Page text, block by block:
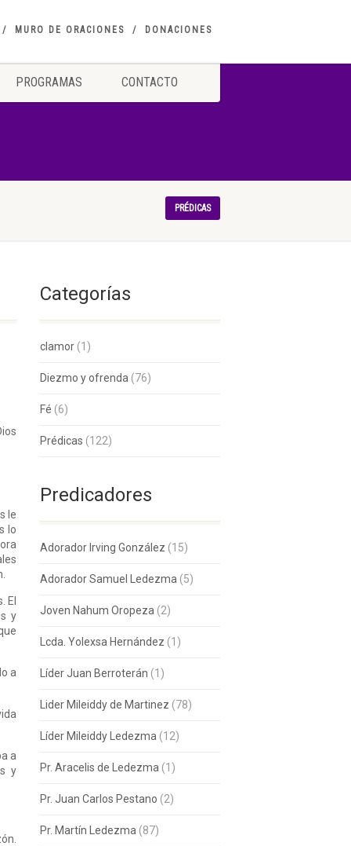
MURO DE ORACIONES DONACIONES
PROGRAMAS CONTACTO
PRÉDICAS
le
lo
El
y
a
a
y
Categorías
clamor (1)
Diezmo y ofrenda (76)
Fé (6)
Prédicas (122)
Predicadores
Adorador Irving González (15)
Adorador Samuel Ledezma (5)
Joven Nahum Oropeza (2)
Lcda. Yolexsa Hernández (1)
Líder Juan Berroterán (1)
Lider Mileiddy de Martinez (78)
Líder Mileiddy Ledezma (12)
Pr. Aracelis de Ledezma (1)
Pr. Juan Carlos Pestano (2)
Pr. Martín Ledezma (87)